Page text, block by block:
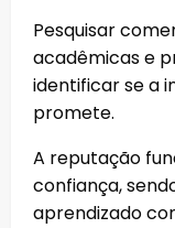
Pesquisar
acadêmicas e
identificar se a
promete.
A reputação
confiança,
aprendizado